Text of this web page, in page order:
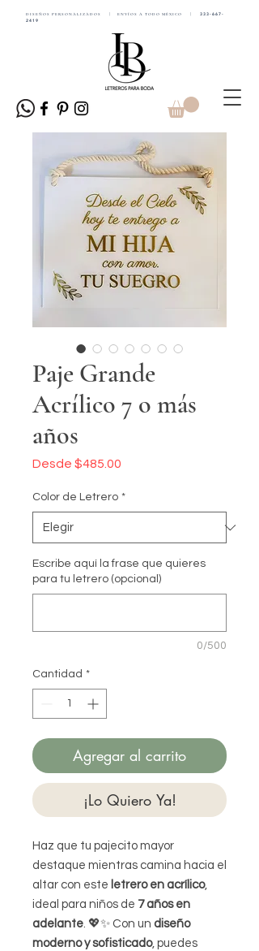
DISEÑOS PERSONALIZADOS | ENVÍOS A TODO MÉXICO | 333-667-
2419
Paje Grande
Acrílico 7 o más
años
Desde $485.00
Color de Letrero *
Escribe aquí la frase que quieres
para tu letrero (opcional)
0/500
Cantidad *
Agregar al carrito
¡Lo Quiero Ya!
Haz que tu pajecito mayor
destaque mientras camina hacia el
altar con este letrero en acrílico,
ideal para niños de 7 años en
adelante. 💖✨ Con un diseño
moderno y sofisticado, puedes